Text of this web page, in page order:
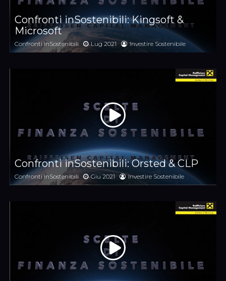
Confronti inSostenibili: Kingsoft &
Microsoft
Confronti inSostenibili Lug 2021 Investire Sostenibile
Confronti inSostenibili: Orsted & CLP
Confronti inSostenibili Giu 2021 Investire Sostenibile